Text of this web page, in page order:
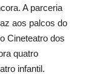
A parceria
aos palcos do
Cineteatro dos
quatro
infantil.